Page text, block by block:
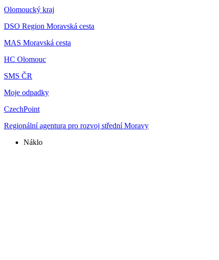
Olomoucký kraj
DSO Region Moravská cesta
MAS Moravská cesta
HC Olomouc
SMS ČR
Moje odpadky
CzechPoint
Regionální agentura pro rozvoj střední Moravy
Náklo